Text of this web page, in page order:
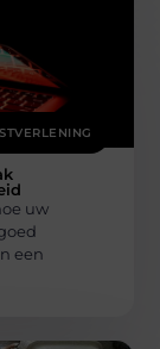
uw
een